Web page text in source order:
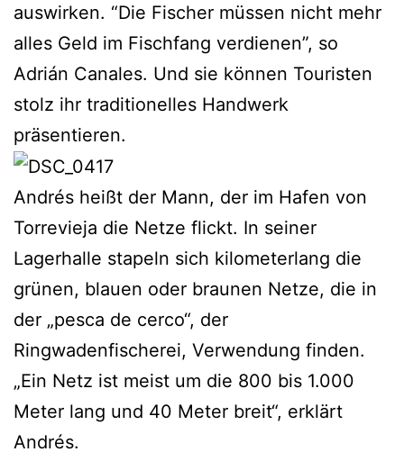
auswirken. “Die Fischer müssen nicht mehr
alles Geld im Fischfang verdienen”, so
Adrián Canales. Und sie können Touristen
stolz ihr traditionelles Handwerk
präsentieren.
Andrés heißt der Mann, der im Hafen von
Torrevieja die Netze flickt. In seiner
Lagerhalle stapeln sich kilometerlang die
grünen, blauen oder braunen Netze, die in
der „pesca de cerco“, der
Ringwadenfischerei, Verwendung finden.
„Ein Netz ist meist um die 800 bis 1.000
Meter lang und 40 Meter breit“, erklärt
Andrés.